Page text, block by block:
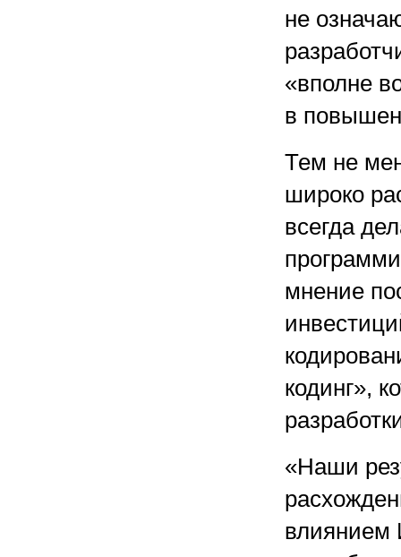
не
«вполне
в
Тем не
широко
всегда
мнение
кодинг»,
«Наши
влиянием